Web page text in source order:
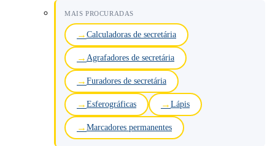
MAIS PROCURADAS
Calculadoras de secretária
Agrafadores de secretária
Furadores de secretária
Esferográficas Lápis
Marcadores permanentes